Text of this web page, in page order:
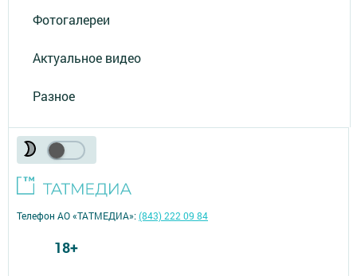
Фотогалереи
Актуальное видео
Разное
Телефон АО «ТАТМЕДИА»:(843) 222 09 84
18+